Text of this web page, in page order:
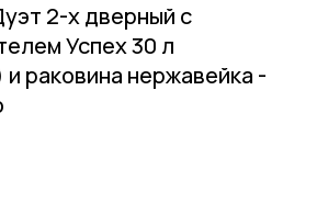
2-х дверный c
Успех 30 л
раковина нержавейка -